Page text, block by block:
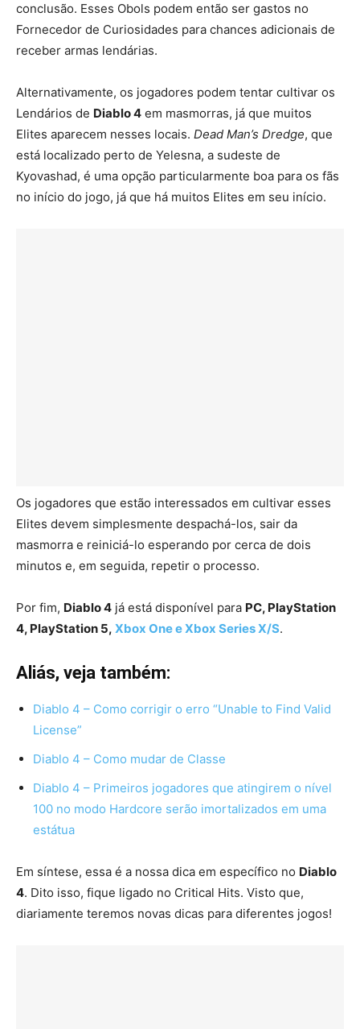
conclusão. Esses Obols podem então ser gastos no
Fornecedor de Curiosidades para chances adicionais de
receber armas lendárias.
Alternativamente, os jogadores podem tentar cultivar os
Lendários de Diablo 4 em masmorras, já que muitos
Elites aparecem nesses locais. Dead Man’s Dredge, que
está localizado perto de Yelesna, a sudeste de
Kyovashad, é uma opção particularmente boa para os fãs
no início do jogo, já que há muitos Elites em seu início.
Os jogadores que estão interessados em cultivar esses
Elites devem simplesmente despachá-los, sair da
masmorra e reiniciá-lo esperando por cerca de dois
minutos e, em seguida, repetir o processo.
Por fim, Diablo 4 já está disponível para PC, PlayStation
4, PlayStation 5, Xbox One e Xbox Series X/S.
Aliás, veja também:
Diablo 4 – Como corrigir o erro “Unable to Find Valid
License”
Diablo 4 – Como mudar de Classe
Diablo 4 – Primeiros jogadores que atingirem o nível
100 no modo Hardcore serão imortalizados em uma
estátua
Em síntese, essa é a nossa dica em específico no Diablo
4. Dito isso, fique ligado no Critical Hits. Visto que,
diariamente teremos novas dicas para diferentes jogos!